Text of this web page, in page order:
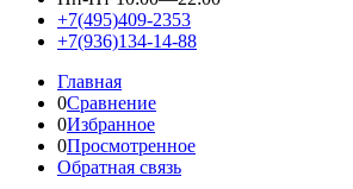
+7(495)409-2353
+7(936)134-14-88
Главная
0Сравнение
0Избранное
0Просмотренное
Обратная связь